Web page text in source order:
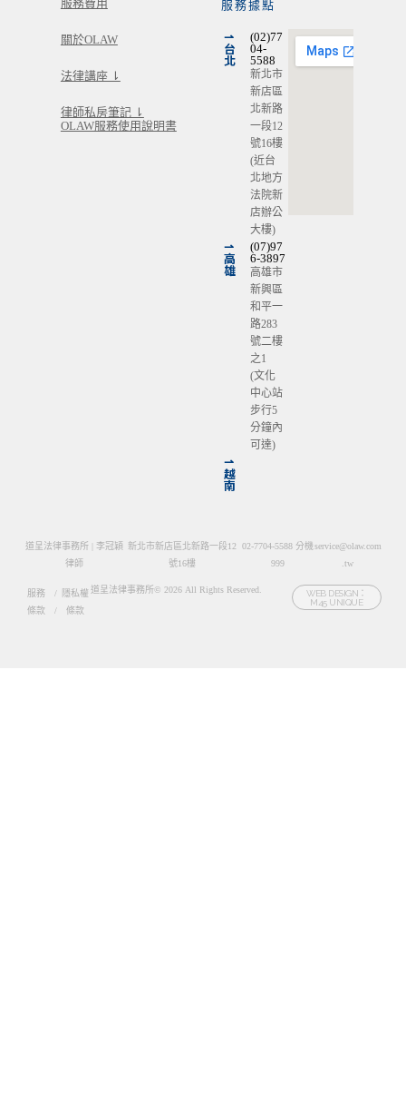
服務費用
關於OLAW
法律講座 ⇂
律師私房筆記 ⇂
OLAW服務使用說明書
服務據點
⇀
台
北
(02)77
04-
5588
新北市
新店區
北新路
一段12
號16樓
(近台
北地方
法院新
店辦公
大樓)
⇀
高
雄
(07)97
6-3897
高雄市
新興區
和平一
路283
號二樓
之1
(文化
中心站
步行5
分鐘內
可達)
⇀
越
南
道呈法律事務所 | 李冠穎
律師
新北市新店區北新路一段12
號16樓
02-7704-5588 分機
999
service@olaw.com
.tw
服務
條款
/
/
隱私權
條款
道呈法律事務所© 2026 All Rights Reserved.
WEB DESIGN：
M45 UNIQUE